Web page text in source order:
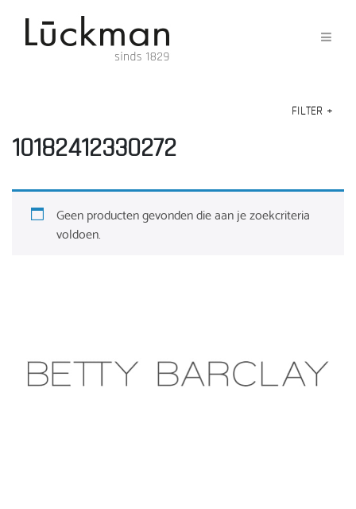
FILTER +
10182412330272
Geen producten gevonden die aan je zoekcriteria
voldoen.